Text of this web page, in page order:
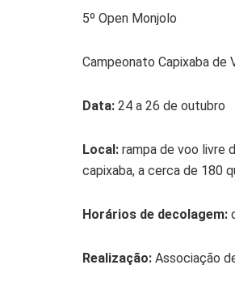
5º Open Monjolo
Campeonato Capixaba de
Data: 24 a 26 de outubro
Local: rampa de voo livre
capixaba, a cerca de 180
Horários de decolagem:
Realização: Associação